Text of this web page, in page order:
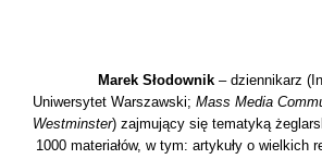
Marek Słodownik – dziennikarz
Uniwersytet Warszawski; Mass Media
Westminster) zajmujący się tematyką
1000 materiałów, w tym: artykuły o wielkich